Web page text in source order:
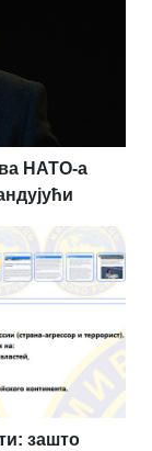
НАТО-а
зашто